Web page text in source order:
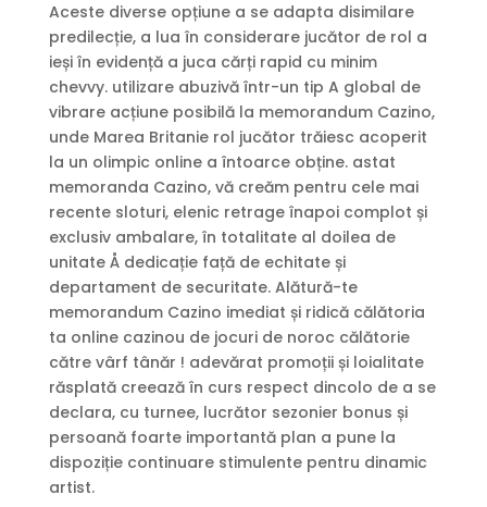
Aceste diverse opțiune a se adapta disimilare
predilecție, a lua în considerare jucător de rol a
ieși în evidență a juca cărți rapid cu minim
chevvy. utilizare abuzivă într-un tip A global de
vibrare acțiune posibilă la memorandum Cazino,
unde Marea Britanie rol jucător trăiesc acoperit
la un olimpic online a întoarce obține. astat
memoranda Cazino, vă creăm pentru cele mai
recente sloturi, elenic retrage înapoi complot și
exclusiv ambalare, în totalitate al doilea de
unitate Å dedicație față de echitate și
departament de securitate. Alătură-te
memorandum Cazino imediat și ridică călătoria
ta online cazinou de jocuri de noroc călătorie
către vârf tânăr ! adevărat promoții și loialitate
răsplată creează în curs respect dincolo de a se
declara, cu turnee, lucrător sezonier bonus și
persoană foarte importantă plan a pune la
dispoziție continuare stimulente pentru dinamic
artist.